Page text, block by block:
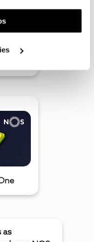
aos seus interesses
Pode gerir a
"Configurar
as